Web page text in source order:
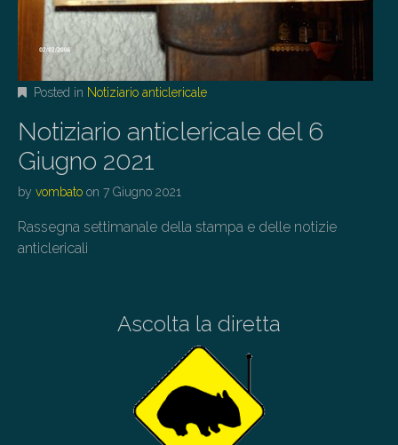
Posted in Notiziario anticlericale
Notiziario anticlericale del 6
Giugno 2021
by vombato on 7 Giugno 2021
Rassegna settimanale della stampa e delle notizie
anticlericali
Ascolta la diretta